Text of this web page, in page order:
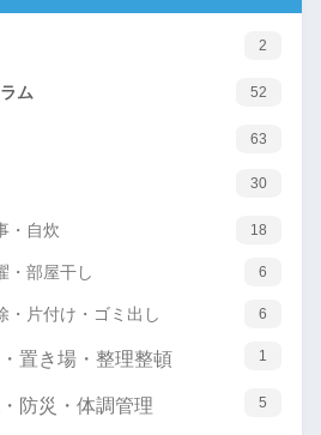
2
ム 52
63
30
・自炊 18
・部屋干し 6
・片付け・ゴミ出し 6
置き場・整理整頓 1
防災・体調管理 5